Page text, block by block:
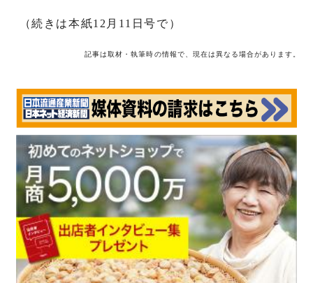
（続きは本紙12月11日号で）
記事は取材・執筆時の情報で、現在は異なる場合があります。